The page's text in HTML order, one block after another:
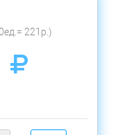
221р.)